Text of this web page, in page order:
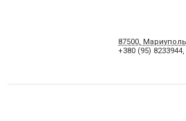
87500,
+380 (95) 8233944,